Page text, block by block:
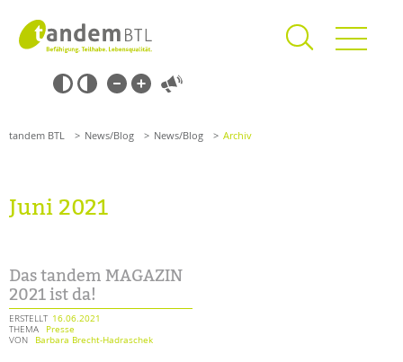
springen
Barrierefrei-
Einstellungen
überspringen
Navigation
überspringen
Förderzentren
Kollegs
EFöB
Schulbezogene Sozialarbeit
tandem BTL News/Blog News/Blog Archiv
Juni 2021
Das tandem MAGAZIN
2021 ist da!
ERSTELLT 16.06.2021
THEMA
Presse
VON
Barbara Brecht-Hadraschek